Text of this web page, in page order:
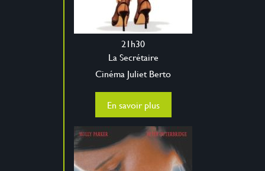
21h30
La Secrétaire
Cinéma Juliet Berto
En savoir plus